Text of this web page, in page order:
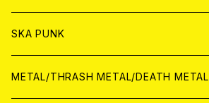
CD
CD
ANALOG
WORLD
CD
JAPAN
CD
WORLD
SKA PUNK
JAPAN
METAL/THRASH METAL/DEATH METAL